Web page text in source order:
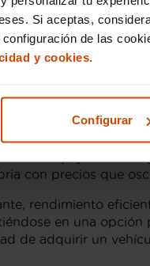
Si aceptas,
de las
y cookies.
Configurar
de acceder
por expertos en
para
y el
con precios que
rendimiento
en una
de adquirir un